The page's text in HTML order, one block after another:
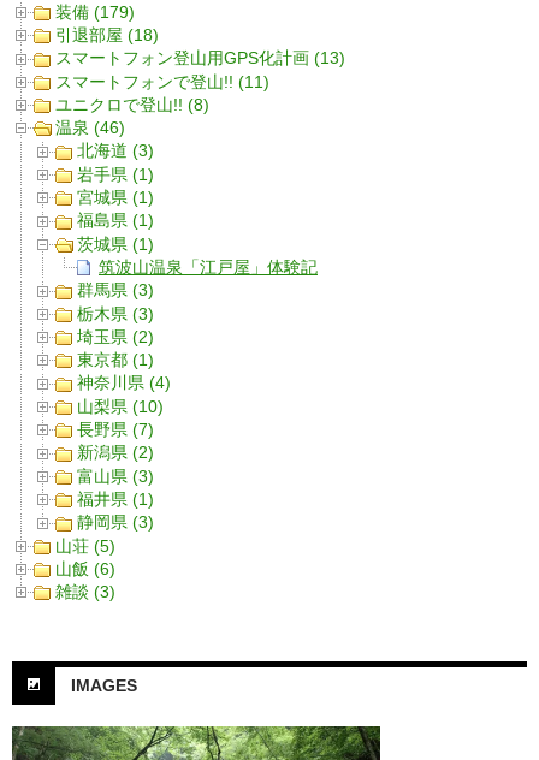
装備 (179)
引退部屋 (18)
スマートフォン登山用GPS化計画 (13)
スマートフォンで登山!! (11)
ユニクロで登山!! (8)
温泉 (46)
北海道 (3)
岩手県 (1)
宮城県 (1)
福島県 (1)
茨城県 (1)
筑波山温泉「江戸屋」体験記
群馬県 (3)
栃木県 (3)
埼玉県 (2)
東京都 (1)
神奈川県 (4)
山梨県 (10)
長野県 (7)
新潟県 (2)
富山県 (3)
福井県 (1)
静岡県 (3)
山荘 (5)
山飯 (6)
雑談 (3)
IMAGES